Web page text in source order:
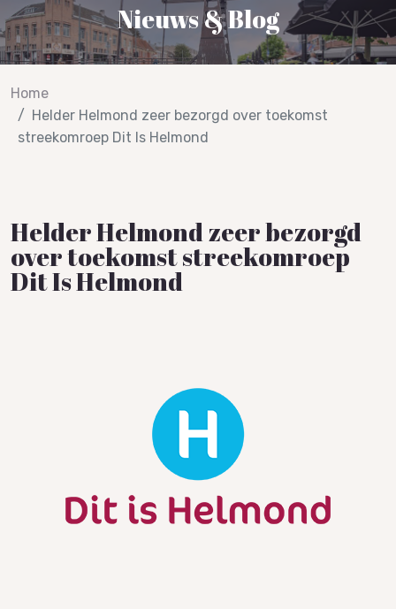
Nieuws & Blog
Home
Helder Helmond zeer bezorgd over toekomst
streekomroep Dit Is Helmond
Helder Helmond zeer bezorgd
over toekomst streekomroep
Dit Is Helmond